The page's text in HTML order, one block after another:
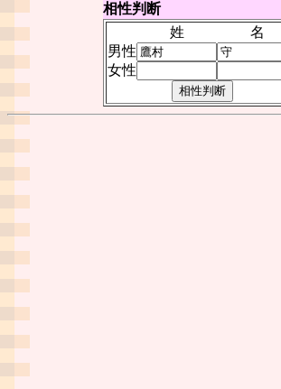
相性判断
姓
名
男性
女性